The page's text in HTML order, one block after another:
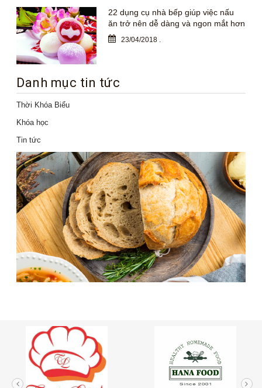
22 dụng cụ nhà bếp giúp việc nấu
ăn trở nên dễ dàng và ngon mắt hơn
23/04/2018 .
Danh mục tin tức
Thời Khóa Biểu
Khóa học
Tin tức